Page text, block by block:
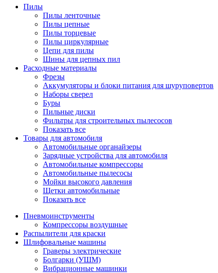
Пилы
Пилы ленточные
Пилы цепные
Пилы торцевые
Пилы циркулярные
Цепи для пилы
Шины для цепных пил
Расходные материалы
Фрезы
Аккумуляторы и блоки питания для шуруповертов
Наборы сверел
Буры
Пильные диски
Фильтры для строительных пылесосов
Показать все
Товары для автомобиля
Автомобильные органайзеры
Зарядные устройства для автомобиля
Автомобильные компрессоры
Автомобильные пылесосы
Мойки высокого давления
Щетки автомобильные
Показать все
Пневмоинструменты
Компрессоры воздушные
Распылители для краски
Шлифовальные машины
Граверы электрические
Болгарки (УШМ)
Вибрационные машинки